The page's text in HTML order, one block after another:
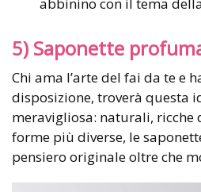
abbinino con il tema
5) Saponette
Chi ama l’arte del fai da te e
disposizione, troverà questa
meravigliosa: naturali, ricche
forme più diverse, le
pensiero originale oltre che